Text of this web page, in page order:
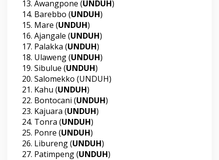
Awangpone (UNDUH)
Barebbo (UNDUH)
Mare (UNDUH)
Ajangale (UNDUH)
Palakka (UNDUH)
Ulaweng (UNDUH)
Sibulue (UNDUH)
Salomekko (UNDUH)
Kahu (UNDUH)
Bontocani (UNDUH)
Kajuara (UNDUH)
Tonra (UNDUH)
Ponre (UNDUH)
Libureng (UNDUH)
Patimpeng (UNDUH)